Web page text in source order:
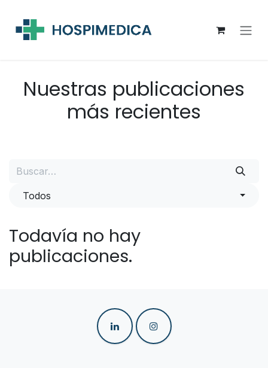
Nuestras publicaciones
más recientes
Todos
Todavía no hay
publicaciones.